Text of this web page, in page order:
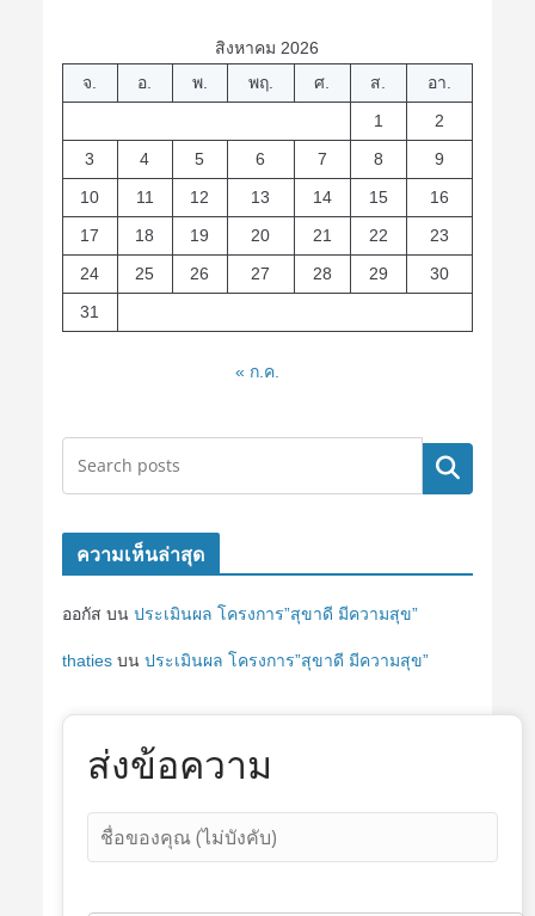
สิงหาคม 2026
จ.
อ. พ. พฤ. ศ. ส.
อา.
1
2
3
4 5 6 7 8
9
10
11 12 13 14 15
16
17
18 19 20 21 22
23
24
25 26 27 28 29
30
31
« ก.ค.
ค้นหา
ความเห็นล่าสุด
ออกัส บน ประเมินผล โครงการ”สุขาดี มีความสุข”
thatiesบน ประเมินผล โครงการ”สุขาดี มีความสุข”
ส่งข้อความ